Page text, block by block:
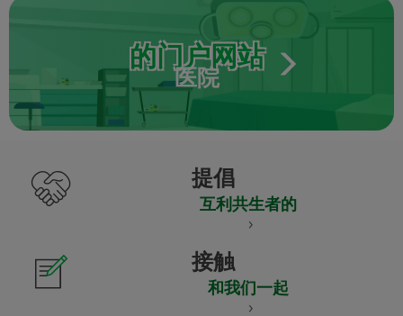
的门户网站
医院
提倡
互利共生者的
接触
和我们一起